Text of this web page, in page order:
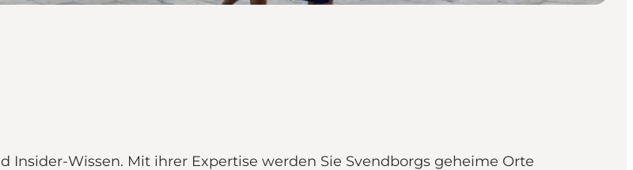
Insider-Wissen. Mit ihrer Expertise werden Sie Svendborgs geheime Orte